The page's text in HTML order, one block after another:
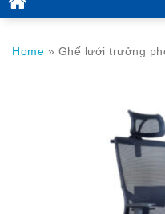
VĂN
Home » Ghế lưới trưởng